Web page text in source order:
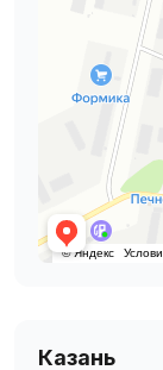
Казань